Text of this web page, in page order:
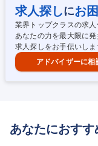
間ディスプレイ ■パッケ
ガニック化粧品メーカー
N LEXIA」は、北海道・
独自開発した化粧品・香水を展開して
クデザイナー
求人探しにお
業界トップクラスの求人
あなたの力を最大限に発
求人探しをお手伝いしま
アドバイザーに相
あなたにおすす